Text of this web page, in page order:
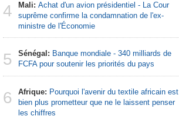
4 Mali: Achat d'un avion présidentiel - La Cour
suprême confirme la condamnation de l'ex-
ministre de l'Économie
5 Sénégal: Banque mondiale - 340 milliards de
FCFA pour soutenir les priorités du pays
6 Afrique: Pourquoi l'avenir du textile africain est
bien plus prometteur que ne le laissent penser
les chiffres